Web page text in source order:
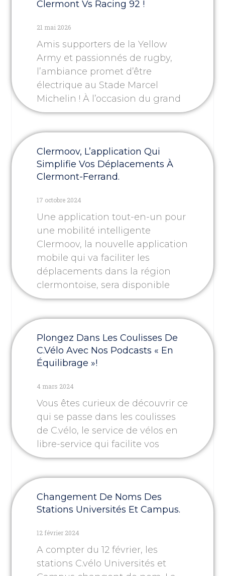
Clermont Vs Racing 92 !
21 mai 2026
Amis supporters de la Yellow
Army et passionnés de rugby,
l’ambiance promet d’être
électrique au Stade Marcel
Michelin ! À l’occasion du grand
Clermoov, L’application Qui
Simplifie Vos Déplacements À
Clermont-Ferrand.
17 octobre 2024
Une application tout-en-un pour
une mobilité intelligente
Clermoov, la nouvelle application
mobile qui va faciliter les
déplacements dans la région
clermontoise, sera disponible
Plongez Dans Les Coulisses De
C.vélo Avec Nos Podcasts « En
Équilibrage »!
4 mars 2024
Vous êtes curieux de découvrir ce
qui se passe dans les coulisses
de C.vélo, le service de vélos en
libre-service qui facilite vos
Changement De Noms Des
Stations Universités Et Campus.
12 février 2024
A compter du 12 février, les
stations C.vélo Universités et